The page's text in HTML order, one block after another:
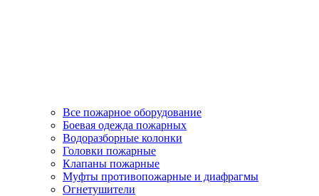
Все пожарное оборудование
Боевая одежда пожарных
Водоразборные колонки
Головки пожарные
Клапаны пожарные
Муфты противопожарные и диафрагмы
Огнетушители